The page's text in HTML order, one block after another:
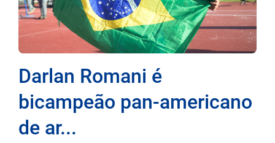
Darlan Romani é
bicampeão pan-americano
de ar...